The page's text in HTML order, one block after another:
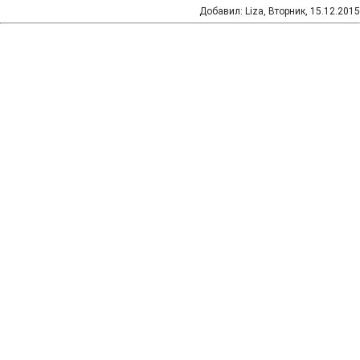
Добавил: Liza, Вторник, 15.12.2015